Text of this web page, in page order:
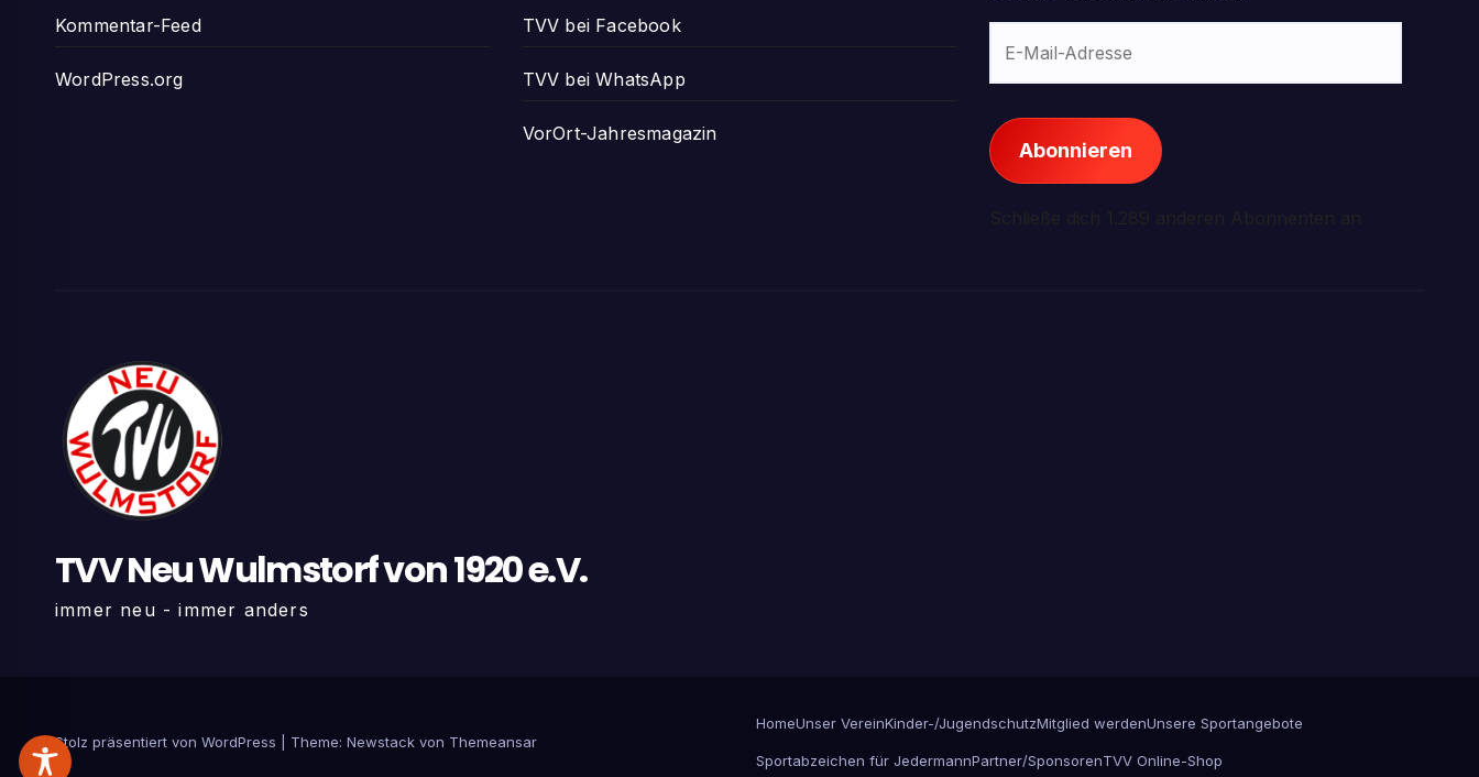
Kommentar-Feed
WordPress.org
TVV bei Facebook
TVV bei WhatsApp
VorOrt-Jahresmagazin
Abonnieren
TVV Neu Wulmstorf von 1920 e.V.
immer neu - immer anders
Stolz präsentiert von WordPress Theme: Newstack von Themeansar
HomeUnser VereinKinder-/JugendschutzMitglied werdenUnsere Sportangebote
Sportabzeichen für JedermannPartner/SponsorenTVV Online-Shop